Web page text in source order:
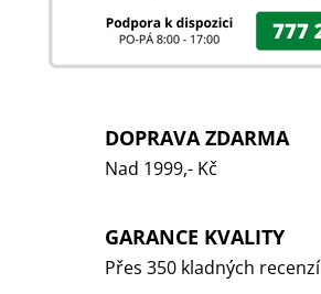
DOPRAVA ZDARMA
Nad 1999,- Kč
GARANCE KVALITY
Přes 350 kladných recenzí